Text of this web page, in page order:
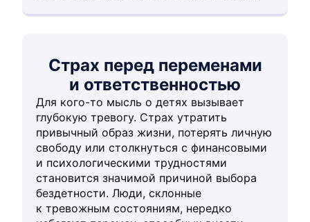
Страх перед переменами
и ответственностью
Для кого-то мысль о детях вызывает
глубокую тревогу. Страх утратить
привычный образ жизни, потерять личную
свободу или столкнуться с финансовыми
и психологическими трудностями
становится значимой причиной выбора
бездетности. Люди, склонные
к тревожным состояниям, нередко